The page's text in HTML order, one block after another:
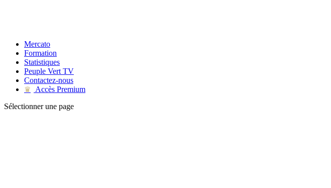
Mercato
Formation
Statistiques
Peuple Vert TV
Contactez-nous
♛
Accès Premium
Sélectionner une page